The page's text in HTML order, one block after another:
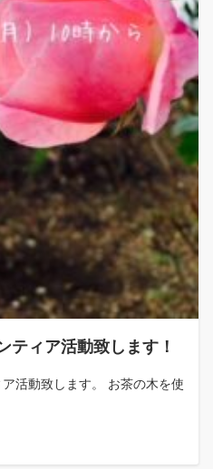
ティア活動致します！
活動致します。 お茶の木を使